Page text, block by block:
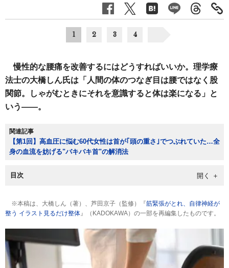
1 2 3 4
慢性的な腰痛を改善するにはどうすればいいか。理学療
法士の大橋しん氏は「人間の体のつなぎ目は腰ではなく股
関節。しゃがむときにそれを意識すると体は楽になる」と
いう――。
関連記事
【第1回】高血圧に悩む60代女性は首が｢頭の重さ｣でつぶれていた…全
身の血流を妨げる"バキバキ首"の解消法
目次
※本稿は、大橋しん（著）、芦田京子（監修）『筋緊張がとれ、自律神経が
整う イラスト見るだけ整体 』（KADOKAWA）の一部を再編集したものです。